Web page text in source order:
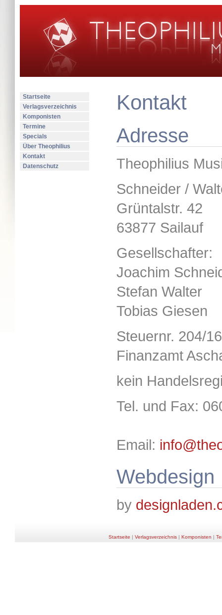
Startseite
Verlagsverzeichnis
Komponisten
Termine
Specials
Über Theophilius
Kontakt
Datenschutz
Kontakt
Adresse
Theophilius
Schneider /
Grüntalstr. 42
63877 Sailauf
Gesellschafter:
Joachim
Stefan Walter
Tobias Giesen
Steuernr. 204/
Finanzamt
kein
Tel. und Fax:
Email:
Webdesign
by
Startseite | Verlagsverzeichnis| Komponisten |